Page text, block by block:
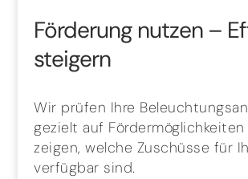
Förderung nutzen –
steigern
Wir prüfen Ihre
gezielt auf
zeigen, welche Zuschüsse für
verfügbar sind.